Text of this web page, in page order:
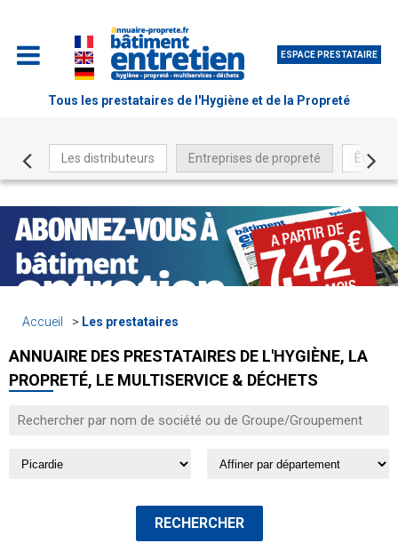
ESPACE PRESTATAIRE
Tous les prestataires de l'Hygiène et de la Propreté
Les distributeurs Entreprises de propreté Être
Accueil Les prestataires
ANNUAIRE DES PRESTATAIRES DE L'HYGIÈNE, LA
PROPRETÉ, LE MULTISERVICE & DÉCHETS